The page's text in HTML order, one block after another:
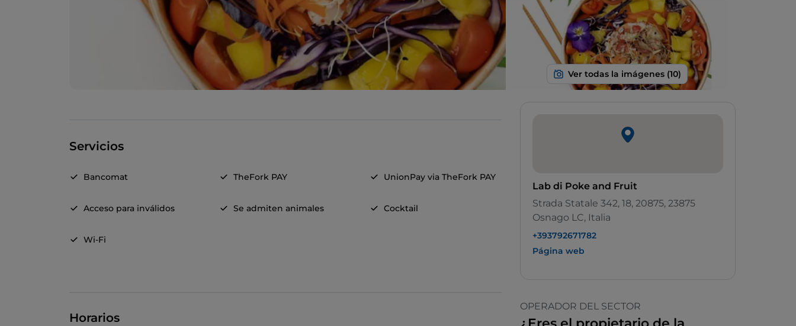
Servicios
Bancomat TheFork PAY UnionPay via TheFork PAY
Acceso para inválidos Se admiten animales Cocktail
Wi-Fi
Horarios
Lab di Poke and Fruit
Strada Statale 342, 18, 20875, 23875
Osnago LC, Italia
+393792671782
Página web
OPERADOR DEL SECTOR